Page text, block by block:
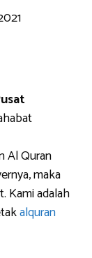
Al Quran
maka
Kami adalah
alquran